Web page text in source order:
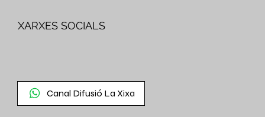
XARXES SOCIALS
Canal Difusió La Xixa